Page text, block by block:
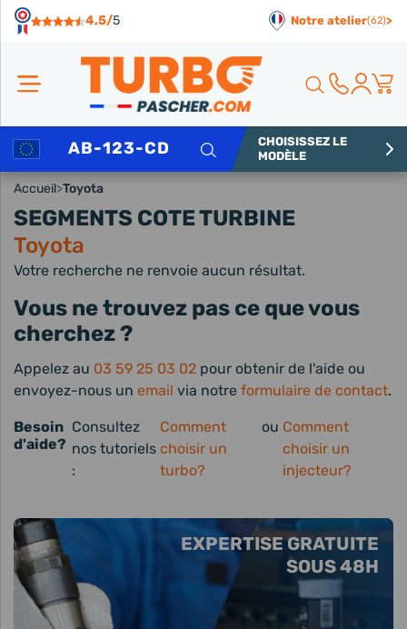
4,5/5 Notre atelier(62)>
Rechercher
CHOISISSEZ LE
MODÈLE
Accueil>Toyota
SEGMENTS COTE TURBINE
Toyota
EXPERTISE GRATUITE
SOUS 48H
Votre recherche ne renvoie aucun résultat.
Vous ne trouvez pas ce que vous
cherchez ?
Appelez au 03 59 25 03 02 pour obtenir de l'aide ou
envoyez-nous un email via notre formulaire de contact.
Besoin
d'aide?
Consultez
nos tutoriels
:
Comment
choisir un
turbo?
ou Comment
choisir un
injecteur?
Panneau de gestion des cookies